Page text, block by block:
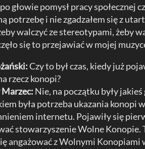
głowie pomysł pracy społecznej
potrzebę i nie zgadzałem się z
walczyć ze stereotypami, żeby
się to przejawiać w mojej
Czy to był czas, kiedy już
rzecz konopi?
Nie, na początku były
była potrzeba ukazania konopi
internetu. Pojawiły się
stowarzyszenie Wolne Konopie.
angażować z Wolnymi